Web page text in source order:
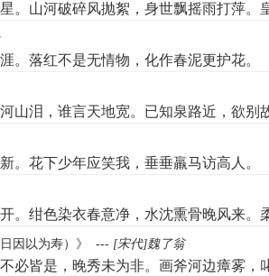
。山河破碎风抛絮，身世飘摇雨打萍
。落红不是无情物，化作春泥更护花。
山泪，谁言天地宽。已知泉路近，欲别
。花下少年应笑我，垂垂羸马访高人。
。绀色染衣春意净，水沈熏骨晚风来
因以为寿）》 --- [宋代]魏了翁
必皆是，晚秀未为非。画斧河边瘴雾